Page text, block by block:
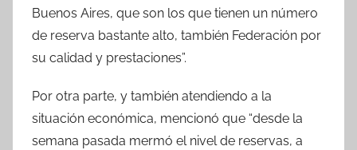
Buenos Aires, que son los que tienen un número
de reserva bastante alto, también Federación por
su calidad y prestaciones”.
Por otra parte, y también atendiendo a la
situación económica, mencionó que “desde la
semana pasada mermó el nivel de reservas, a